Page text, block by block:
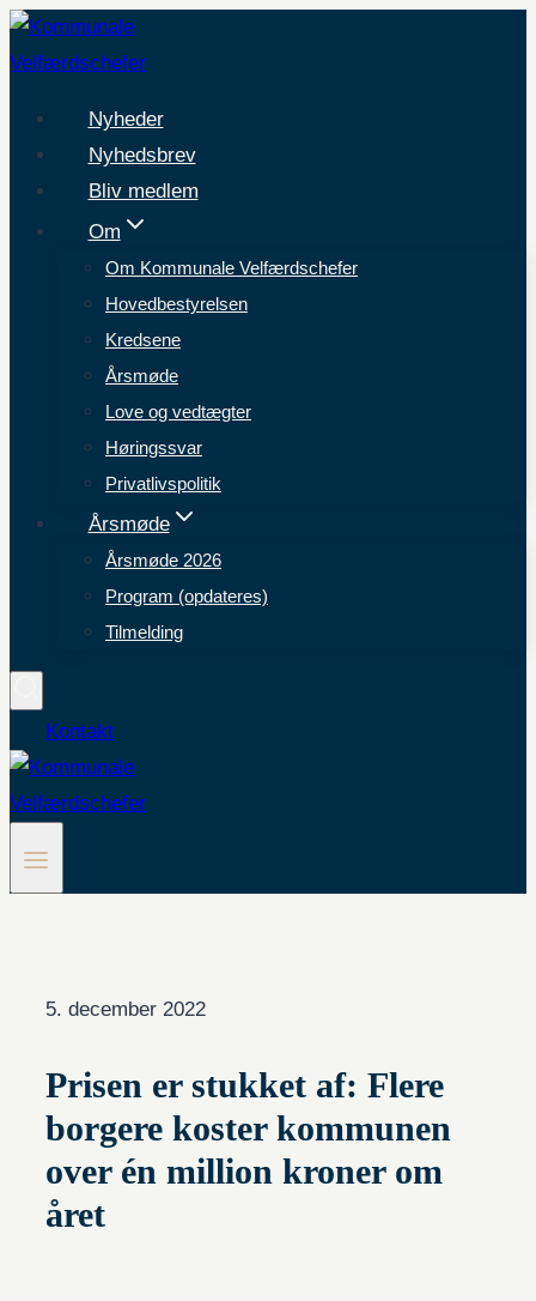
Fortsæt
til
Nyheder
Nyhedsbrev
Bliv medlem
Om
Om Kommunale Velfærdschefer
Hovedbestyrelsen
Kredsene
Årsmøde
Love og vedtægter
Høringssvar
Privatlivspolitik
Årsmøde
Årsmøde 2026
Program (opdateres)
Tilmelding
Kontakt
5. december 2022
Prisen er stukket af: Flere
borgere koster kommunen
over én million kroner om
året